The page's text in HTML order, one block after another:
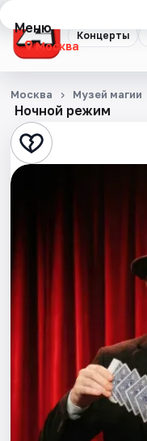
Концерты
Меню
Москва
Концерты
Театр
Стендап
Города
Ночной режим
Москва Музей магии